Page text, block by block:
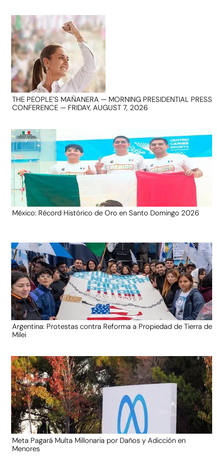
THE PEOPLE’S MAÑANERA — MORNING PRESIDENTIAL PRESS
CONFERENCE — FRIDAY, AUGUST 7, 2026
México: Récord Histórico de Oro en Santo Domingo 2026
Argentina: Protestas contra Reforma a Propiedad de Tierra de
Milei
Meta Pagará Multa Millonaria por Daños y Adicción en
Menores